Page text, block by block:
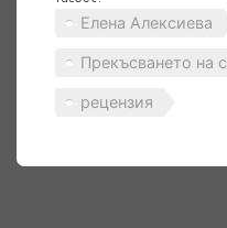
Елена Алексиева
Прекъсването на
рецензия